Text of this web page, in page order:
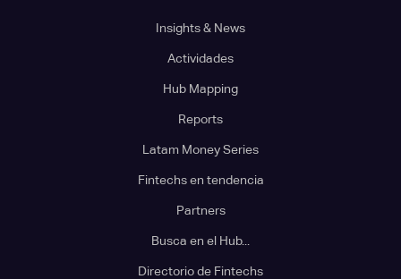
Insights & News
Actividades
Hub Mapping
Reports
Latam Money Series
Fintechs en tendencia
Partners
Busca en el Hub...
Directorio de Fintechs